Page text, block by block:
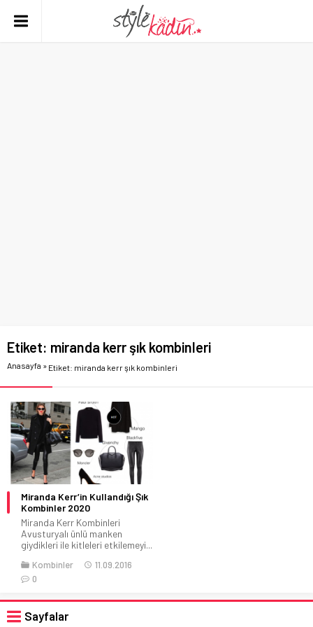
Etiket: miranda kerr şık kombinleri
Anasayfa » Etiket: miranda kerr şık kombinleri
Miranda Kerr’in Kullandığı Şık
Kombinler 2020
Miranda Kerr Kombinleri
Avusturyalı ünlü manken
giydikleri ile kitleleri etkilemeyi...
Kombinler
11.09.2016
0
Sayfalar